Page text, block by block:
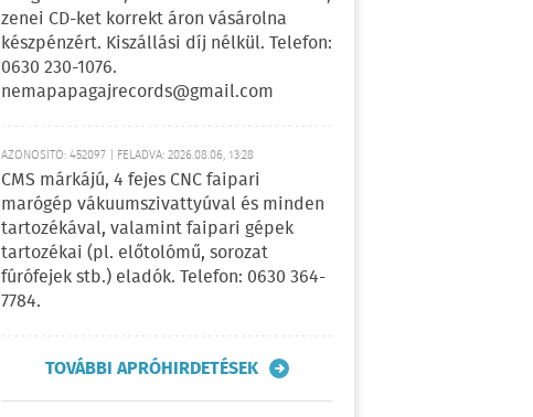
zenei CD-ket korrekt áron vásárolna
készpénzért. Kiszállási díj nélkül. Telefon:
0630 230-1076.
nemapapagajrecords@gmail.com
AZONOSÍTÓ: 452097 | FELADVA: 2026.08.06, 13:28
CMS márkájú, 4 fejes CNC faipari
marógép vákuumszivattyúval és minden
tartozékával, valamint faipari gépek
tartozékai (pl. előtolómű, sorozat
fúrófejek stb.) eladók. Telefon: 0630 364-
7784.
TOVÁBBI APRÓHIRDETÉSEK